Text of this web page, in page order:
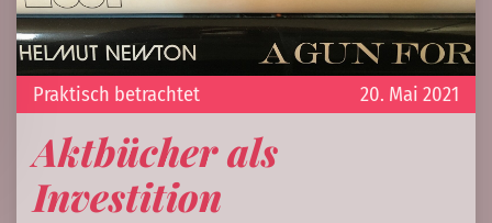
20. Mai 2021
Praktisch betrachtet
Aktbücher als
Investition